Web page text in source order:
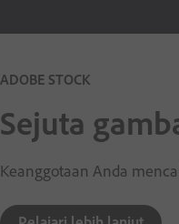
ADOBE STOCK
Sejuta
Keanggotaan Anda